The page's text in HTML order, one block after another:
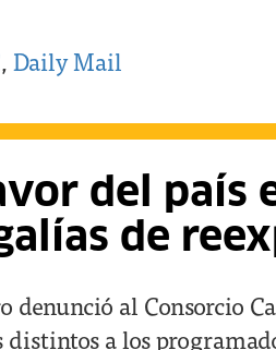
, Daily Mail
del país
de
denunció al Consorcio
a los